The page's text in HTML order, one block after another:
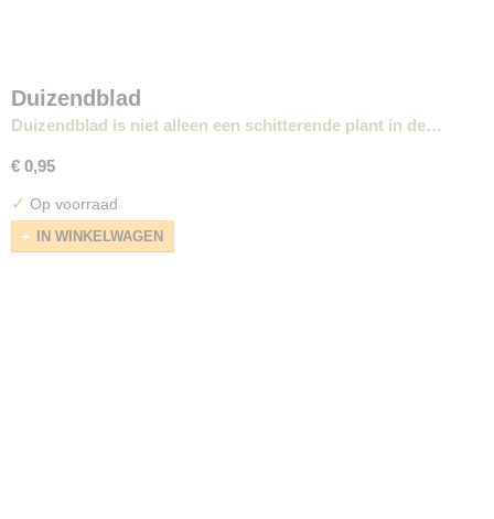
Duizendblad
Duizendblad is niet alleen een schitterende plant in de…
€ 0,95
✓ Op voorraad
IN WINKELWAGEN